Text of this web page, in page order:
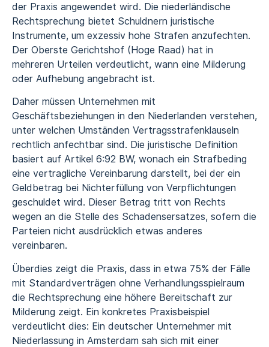
der Praxis angewendet wird. Die niederländische
Rechtsprechung bietet Schuldnern juristische
Instrumente, um exzessiv hohe Strafen anzufechten.
Der Oberste Gerichtshof (Hoge Raad) hat in
mehreren Urteilen verdeutlicht, wann eine Milderung
oder Aufhebung angebracht ist.
Daher müssen Unternehmen mit
Geschäftsbeziehungen in den Niederlanden verstehen,
unter welchen Umständen Vertragsstrafenklauseln
rechtlich anfechtbar sind. Die juristische Definition
basiert auf Artikel 6:92 BW, wonach ein Strafbeding
eine vertragliche Vereinbarung darstellt, bei der ein
Geldbetrag bei Nichterfüllung von Verpflichtungen
geschuldet wird. Dieser Betrag tritt von Rechts
wegen an die Stelle des Schadensersatzes, sofern die
Parteien nicht ausdrücklich etwas anderes
vereinbaren.
Überdies zeigt die Praxis, dass in etwa 75% der Fälle
mit Standardverträgen ohne Verhandlungsspielraum
die Rechtsprechung eine höhere Bereitschaft zur
Milderung zeigt. Ein konkretes Praxisbeispiel
verdeutlicht dies: Ein deutscher Unternehmer mit
Niederlassung in Amsterdam sah sich mit einer